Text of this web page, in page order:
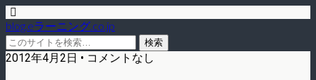
blog.eラーニング.co.jp
2012年4月2日 • コメントなし